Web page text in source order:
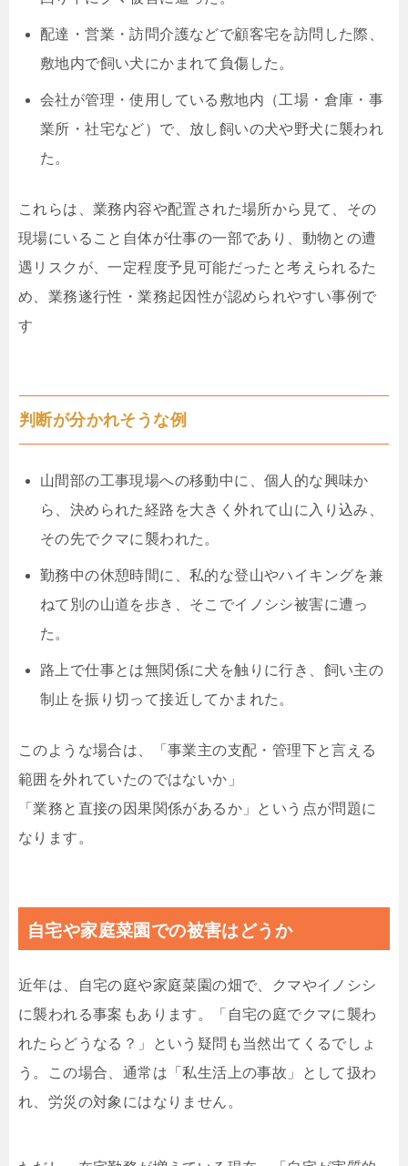
配達・営業・訪問介護などで顧客宅を訪問した際、
敷地内で飼い犬にかまれて負傷した。
会社が管理・使用している敷地内（工場・倉庫・事
業所・社宅など）で、放し飼いの犬や野犬に襲われ
た。
これらは、業務内容や配置された場所から見て、その
現場にいること自体が仕事の一部であり、動物との遭
遇リスクが、一定程度予見可能だったと考えられるた
め、業務遂行性・業務起因性が認められやすい事例で
す
判断が分かれそうな例
山間部の工事現場への移動中に、個人的な興味か
ら、決められた経路を大きく外れて山に入り込み、
その先でクマに襲われた。
勤務中の休憩時間に、私的な登山やハイキングを兼
ねて別の山道を歩き、そこでイノシシ被害に遭っ
た。
路上で仕事とは無関係に犬を触りに行き、飼い主の
制止を振り切って接近してかまれた。
このような場合は、「事業主の支配・管理下と言える
範囲を外れていたのではないか」
「業務と直接の因果関係があるか」という点が問題に
なります。
自宅や家庭菜園での被害はどうか
近年は、自宅の庭や家庭菜園の畑で、クマやイノシシ
に襲われる事案もあります。「自宅の庭でクマに襲わ
れたらどうなる？」という疑問も当然出てくるでしょ
う。この場合、通常は「私生活上の事故」として扱わ
れ、労災の対象にはなりません。